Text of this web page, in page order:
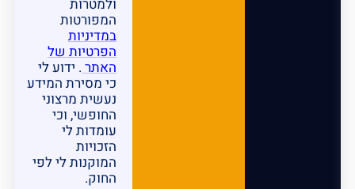
ולמטרות
המפורטות
במדיניות
הפרטיות של
האתר. ידוע לי
כי מסירת המידע
נעשית מרצוני
החופשי, וכי
עומדות לי
הזכויות
המוקנות לי לפי
החוק.